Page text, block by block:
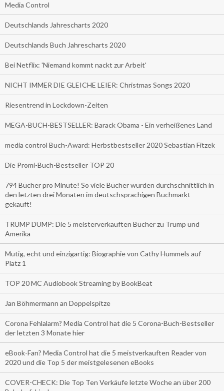
Media Control
Deutschlands Jahrescharts 2020
Deutschlands Buch Jahrescharts 2020
Bei Netflix: 'Niemand kommt nackt zur Arbeit'
NICHT IMMER DIE GLEICHE LEIER: Christmas Songs 2020
Riesentrend in Lockdown-Zeiten
MEGA-BUCH-BESTSELLER: Barack Obama - Ein verheißenes Land
media control Buch-Award: Herbstbestseller 2020 Sebastian Fitzek
Die Promi-Buch-Bestseller TOP 20
794 Bücher pro Minute! So viele Bücher wurden durchschnittlich in
den letzten drei Monaten im deutschsprachigen Buchmarkt
gekauft!
TRUMP DUMP: Die 5 meisterverkauften Bücher zu Trump und
Amerika
Mutig, echt und einzigartig: Biographie von Cathy Hummels auf
Platz 1
TOP 20 MC Audiobook Streaming by BookBeat
Jan Böhmermann an Doppelspitze
Corona Fehlalarm? Media Control hat die 5 Corona-Buch-Bestseller
der letzten 3 Monate hier
eBook-Fan? Media Control hat die 5 meistverkauften Reader von
2020 und die Top 5 der meistgelesenen eBooks
COVER-CHECK: Die Top Ten Verkäufe letzte Woche an über 200